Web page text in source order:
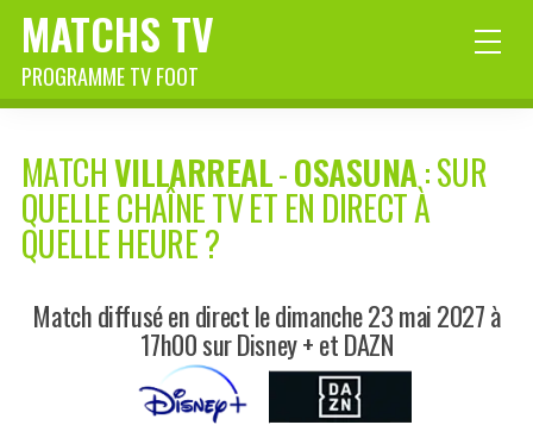
MATCHS TV
PROGRAMME TV FOOT
MATCHVILLARREAL-OSASUNA: SUR
QUELLE CHAÎNE TV ET EN DIRECT À
QUELLE HEURE ?
Match diffusé en direct le dimanche 23 mai 2027 à
17h00 sur Disney + et DAZN